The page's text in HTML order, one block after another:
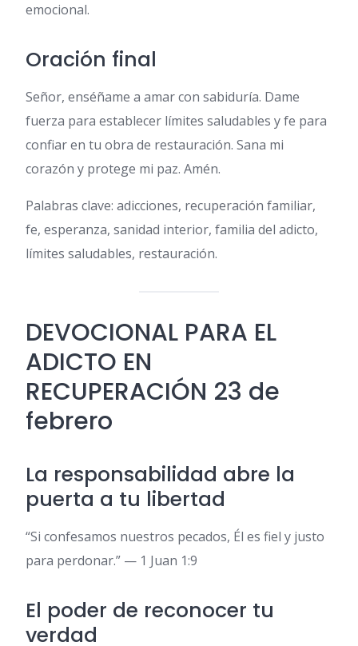
emocional.
Oración final
Señor, enséñame a amar con sabiduría. Dame
fuerza para establecer límites saludables y fe para
confiar en tu obra de restauración. Sana mi
corazón y protege mi paz. Amén.
Palabras clave: adicciones, recuperación familiar,
fe, esperanza, sanidad interior, familia del adicto,
límites saludables, restauración.
DEVOCIONAL PARA EL
ADICTO EN
RECUPERACIÓN 23 de
febrero
La responsabilidad abre la
puerta a tu libertad
“Si confesamos nuestros pecados, Él es fiel y justo
para perdonar.” — 1 Juan 1:9
El poder de reconocer tu
verdad